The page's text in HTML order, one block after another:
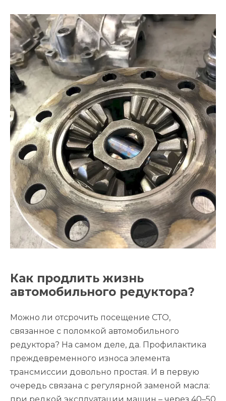
Как продлить жизнь
автомобильного редуктора?
Можно ли отсрочить посещение СТО,
связанное с поломкой автомобильного
редуктора? На самом деле, да. Профилактика
преждевременного износа элемента
трансмиссии довольно простая. И в первую
очередь связана с регулярной заменой масла:
при редкой эксплуатации машин – через 40–50